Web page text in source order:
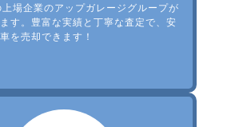
場企業のアップガレージグループが
す。豊富な実績と丁寧な査定で、安
を売却できます！